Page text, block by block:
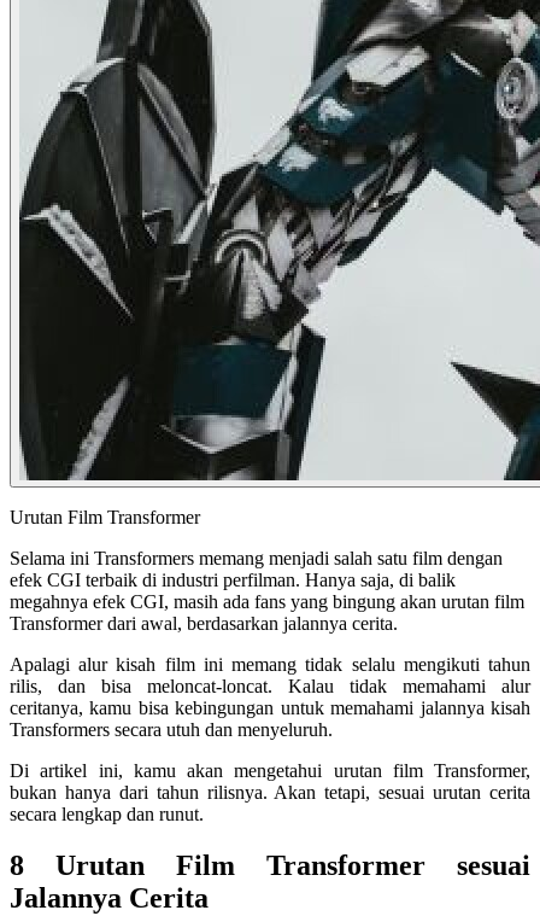
Urutan Film Transformer
Selama ini Transformers memang menjadi salah satu film dengan
efek CGI terbaik di industri perfilman. Hanya saja, di balik
megahnya efek CGI, masih ada fans yang bingung akan urutan film
Transformer dari awal, berdasarkan jalannya cerita.
Apalagi alur kisah film ini memang tidak selalu mengikuti tahun
rilis, dan bisa meloncat-loncat. Kalau tidak memahami alur
ceritanya, kamu bisa kebingungan untuk memahami jalannya kisah
Transformers secara utuh dan menyeluruh.
Di artikel ini, kamu akan mengetahui urutan film Transformer,
bukan hanya dari tahun rilisnya. Akan tetapi, sesuai urutan cerita
secara lengkap dan runut.
8 Urutan Film Transformer sesuai
Jalannya Cerita